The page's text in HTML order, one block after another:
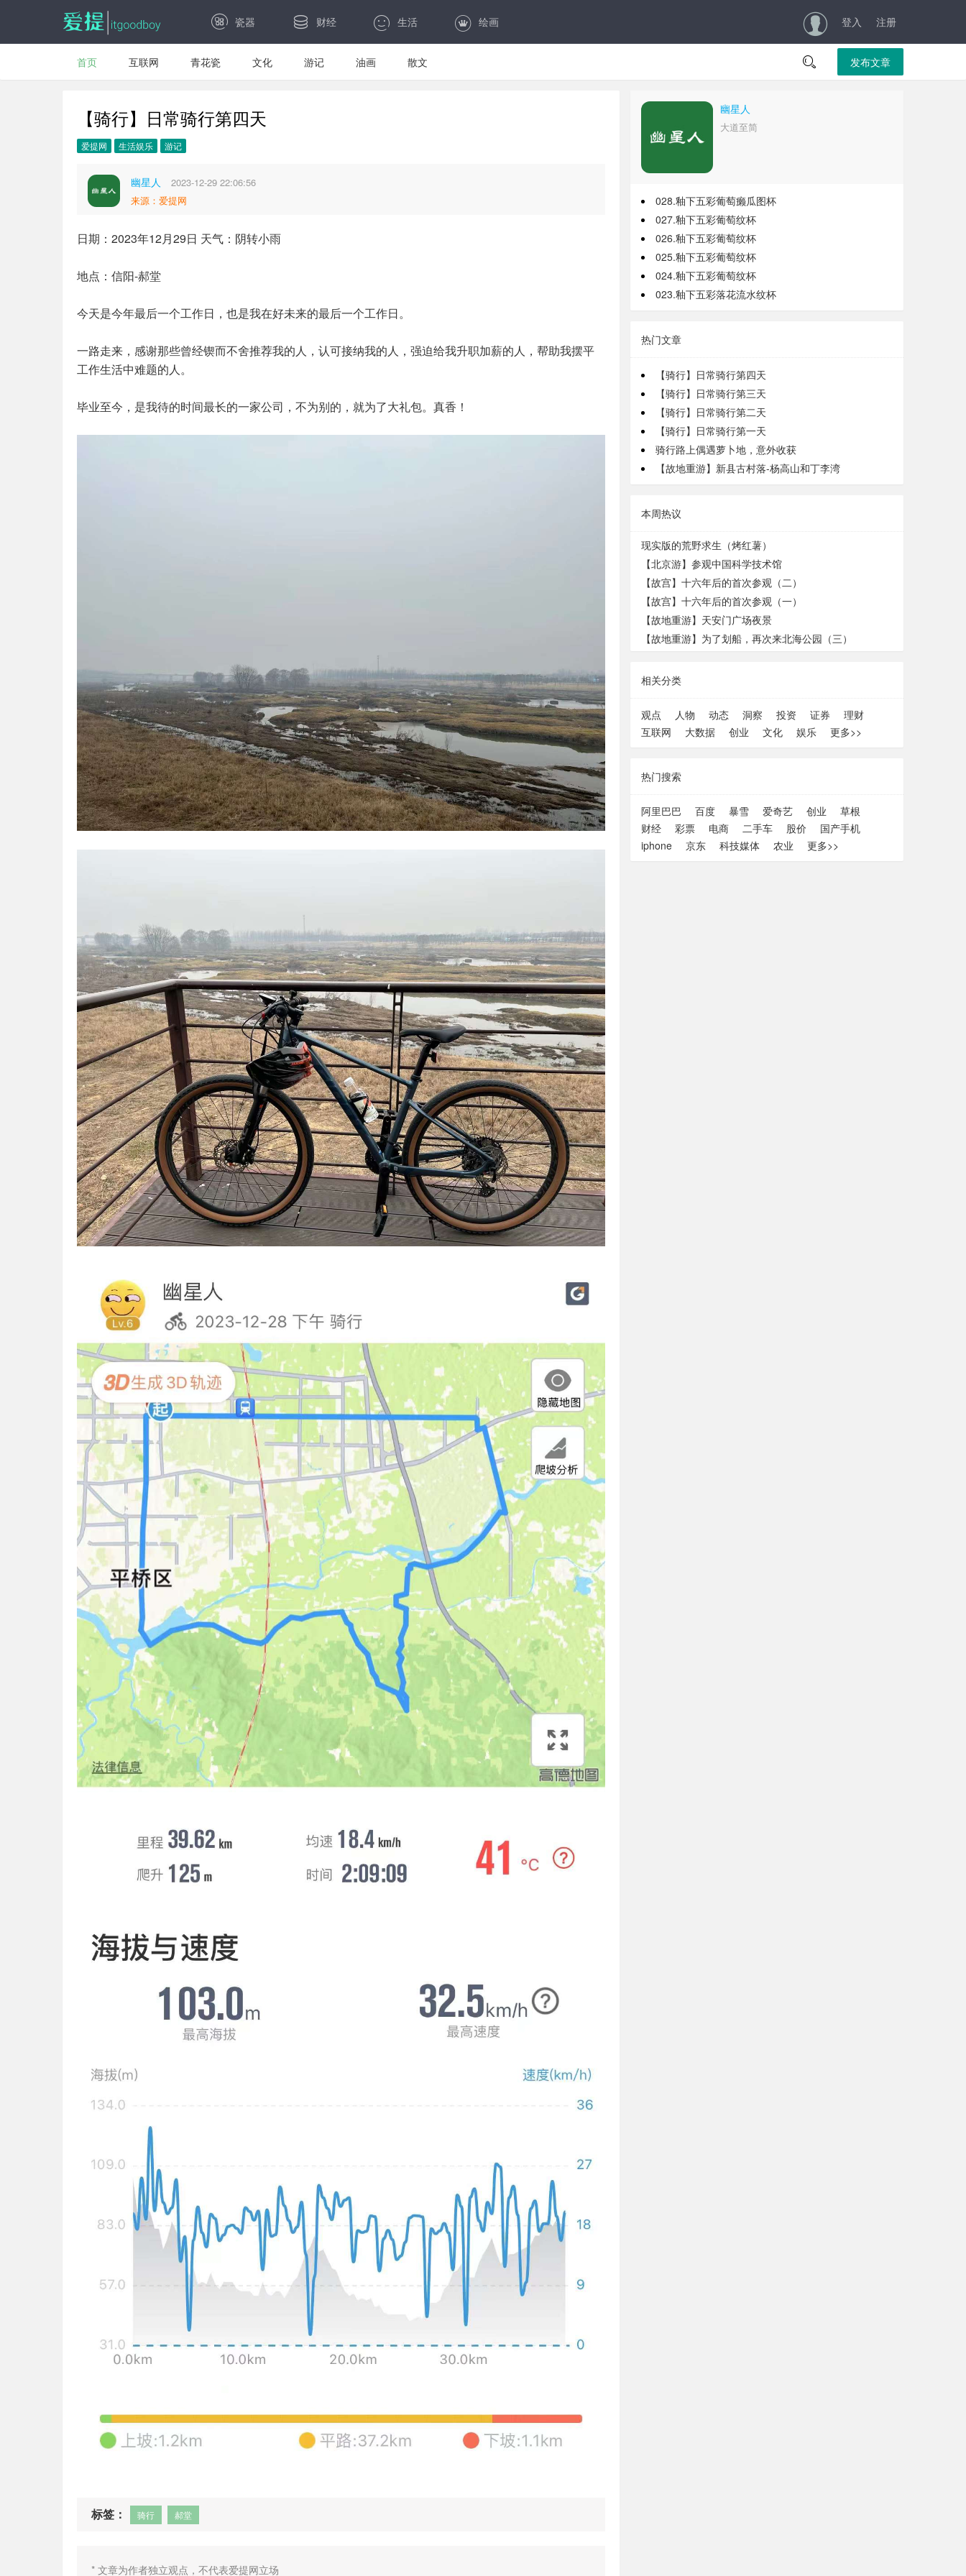
瓷器 财经 生活 绘画 登入 注册
首页 互联网 青花瓷 文化 游记 油画 散文  发布文章
【骑行】日常骑行第四天
爱提网 生活娱乐 游记
幽星人
2023-12-29 22:06:56
来源：爱提网
日期：2023年12月29日 天气：阴转小雨
地点：信阳-郝堂
今天是今年最后一个工作日，也是我在好未来的最后一个工作日。
一路走来，感谢那些曾经锲而不舍推荐我的人，认可接纳我的人，强迫给我升职加薪的人，帮助我摆平
工作生活中难题的人。
毕业至今，是我待的时间最长的一家公司，不为别的，就为了大礼包。真香！
标签： 骑行 郝堂
* 文章为作者独立观点，不代表爱提网立场
幽星人
大道至简
028.釉下五彩葡萄癞瓜图杯
027.釉下五彩葡萄纹杯
026.釉下五彩葡萄纹杯
025.釉下五彩葡萄纹杯
024.釉下五彩葡萄纹杯
023.釉下五彩落花流水纹杯
热门文章
【骑行】日常骑行第四天
【骑行】日常骑行第三天
【骑行】日常骑行第二天
【骑行】日常骑行第一天
骑行路上偶遇萝卜地，意外收获
【故地重游】新县古村落-杨高山和丁李湾
本周热议
现实版的荒野求生（烤红薯）
【北京游】参观中国科学技术馆
【故宫】十六年后的首次参观（二）
【故宫】十六年后的首次参观（一）
【故地重游】天安门广场夜景
【故地重游】为了划船，再次来北海公园（三）
相关分类
观点 人物 动态 洞察 投资 证券
理财
互联网
大数据 创业 文化 娱乐 更多>>
热门搜索
阿里巴巴 百度 暴雪 爱奇艺 创业
草根
财经
彩票 电商 二手车 股价
国产手机
iphone
京东 科技媒体 农业 更多>>